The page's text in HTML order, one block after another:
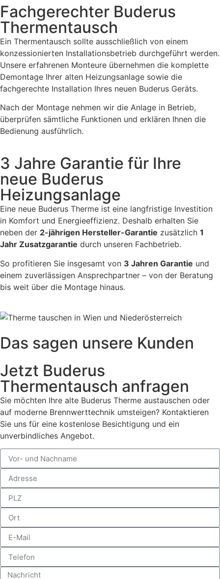
Fachgerechter Buderus
Thermentausch
Ein Thermentausch sollte ausschließlich von einem
konzessionierten Installationsbetrieb durchgeführt werden.
Unsere erfahrenen Monteure übernehmen die komplette
Demontage Ihrer alten Heizungsanlage sowie die
fachgerechte Installation Ihres neuen Buderus Geräts.
Nach der Montage nehmen wir die Anlage in Betrieb,
überprüfen sämtliche Funktionen und erklären Ihnen die
Bedienung ausführlich.
3 Jahre Garantie für Ihre
neue Buderus
Heizungsanlage
Eine neue Buderus Therme ist eine langfristige Investition
in Komfort und Energieeffizienz. Deshalb erhalten Sie
neben der 2-jährigen Hersteller-Garantie zusätzlich 1
Jahr Zusatzgarantie durch unseren Fachbetrieb.
So profitieren Sie insgesamt von 3 Jahren Garantie und
einem zuverlässigen Ansprechpartner – von der Beratung
bis weit über die Montage hinaus.
Das sagen unsere Kunden
Jetzt Buderus
Thermentausch anfragen
Sie möchten Ihre alte Buderus Therme austauschen oder
auf moderne Brennwerttechnik umsteigen? Kontaktieren
Sie uns für eine kostenlose Besichtigung und ein
unverbindliches Angebot.